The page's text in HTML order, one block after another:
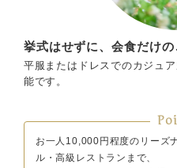
挙式はせずに、会食だけ
平服またはドレスでのカジュ
能です。
お一人10,000円程度のリーズ
ル・高級レストランまで、